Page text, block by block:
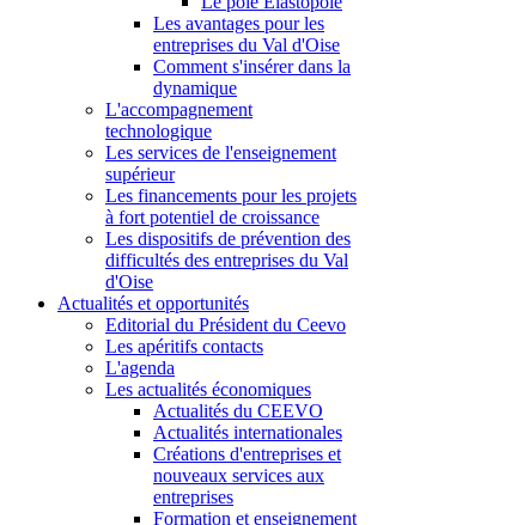
Les avantages pour les
entreprises du Val d'Oise
Comment s'insérer dans la
dynamique
L'accompagnement
technologique
Les services de l'enseignement
supérieur
Les financements pour les projets
à fort potentiel de croissance
Les dispositifs de prévention des
difficultés des entreprises du Val
d'Oise
Actualités et opportunités
Editorial du Président du Ceevo
Les apéritifs contacts
L'agenda
Les actualités économiques
Actualités du CEEVO
Actualités internationales
Créations d'entreprises et
nouveaux services aux
entreprises
Formation et enseignement